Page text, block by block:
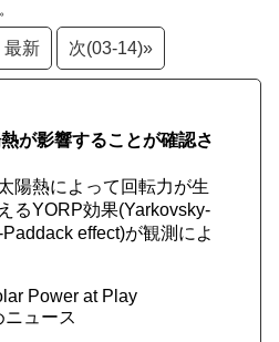
最新 次(03-14)»
が影響することが確認さ
陽熱によって回転力が生
るYORP効果(Yarkovsky-
effect)が観測によ
Power at Play
ニュース